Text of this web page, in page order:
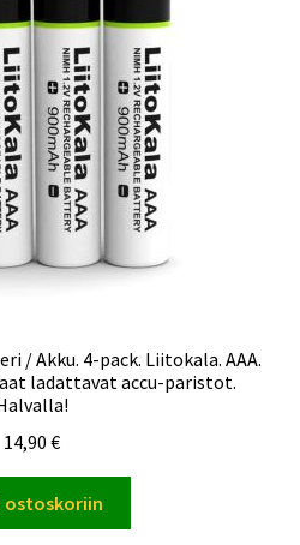
/ Akku. 4-pack. Liitokala. AAA.
ladattavat accu-paristot.
14,90 €
ostoskoriin